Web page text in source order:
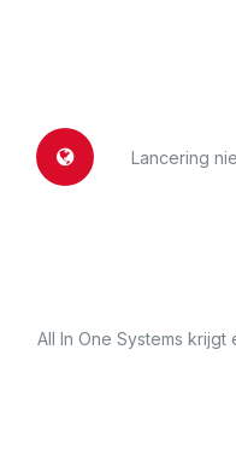
Lancering
All In One Systems krijgt